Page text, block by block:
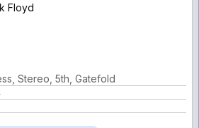
Floyd
Stereo, 5th, Gatefold